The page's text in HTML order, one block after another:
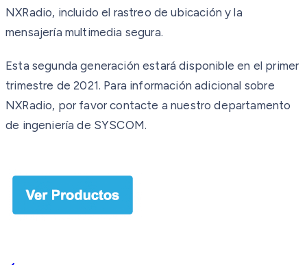
NXRadio, incluido el rastreo de ubicación y la
mensajería multimedia segura.
Esta segunda generación estará disponible en el primer
trimestre de 2021. Para información adicional sobre
NXRadio, por favor contacte a nuestro departamento
de ingeniería de SYSCOM.